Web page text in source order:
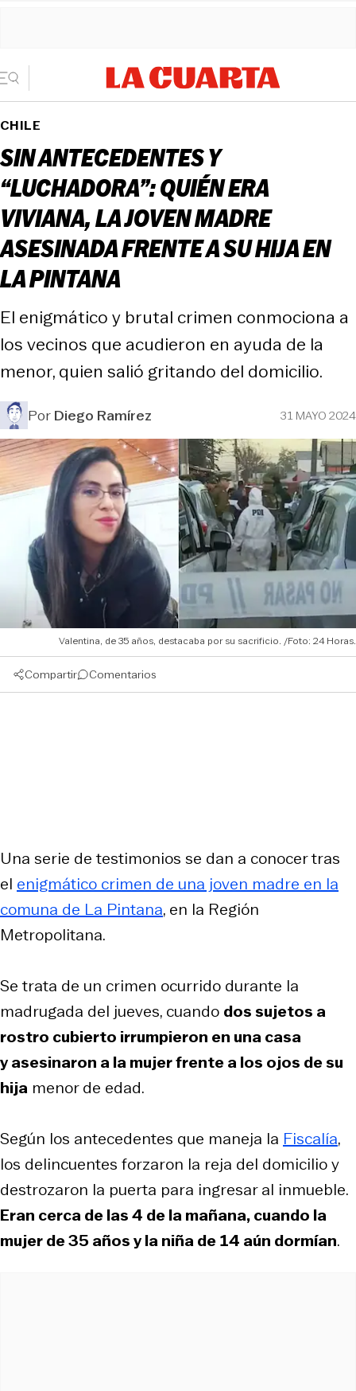
CHILE
SIN ANTECEDENTES Y
“LUCHADORA”: QUIÉN ERA
VIVIANA, LA JOVEN MADRE
ASESINADA FRENTE A SU HIJA EN
LA PINTANA
El enigmático y brutal crimen conmociona a
los vecinos que acudieron en ayuda de la
menor, quien salió gritando del domicilio.
PorDiego Ramírez 31 MAYO 2024
Valentina, de 35 años, destacaba por su sacrificio. /Foto: 24 Horas.
Compartir Comentarios
Una serie de testimonios se dan a conocer tras
el enigmático crimen de una joven madre en la
comuna de La Pintana, en la Región
Metropolitana.
Se trata de un crimen ocurrido durante la
madrugada del jueves, cuando dos sujetos a
rostro cubierto irrumpieron en una casa
y asesinaron a la mujer frente a los ojos de su
hija menor de edad.
Según los antecedentes que maneja la Fiscalía,
los delincuentes forzaron la reja del domicilio y
destrozaron la puerta para ingresar al inmueble.
Eran cerca de las 4 de la mañana, cuando la
mujer de 35 años y la niña de 14 aún dormían.